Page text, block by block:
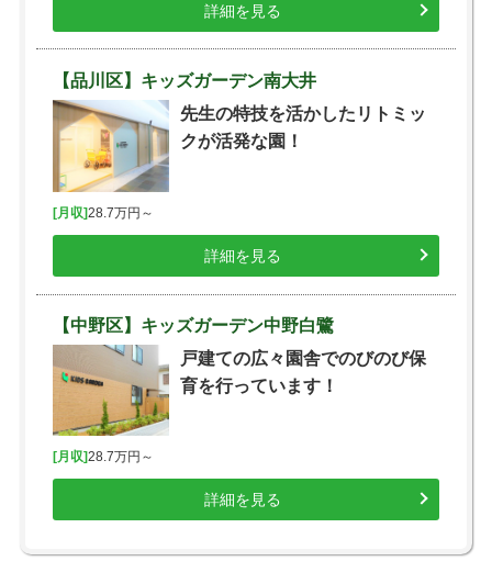
詳細を見る
【品川区】キッズガーデン南大井
先生の特技を活かしたリトミッ
クが活発な園！
[月収]28.7万円～
詳細を見る
【中野区】キッズガーデン中野白鷺
戸建ての広々園舎でのびのび保
育を行っています！
[月収]28.7万円～
詳細を見る